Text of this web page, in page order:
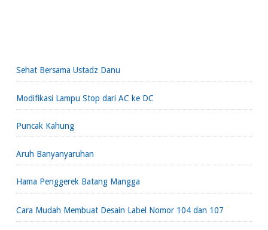
Sehat Bersama Ustadz Danu
Modifikasi Lampu Stop dari AC ke DC
Puncak Kahung
Aruh Banyanyaruhan
Hama Penggerek Batang Mangga
Cara Mudah Membuat Desain Label Nomor 104 dan 107